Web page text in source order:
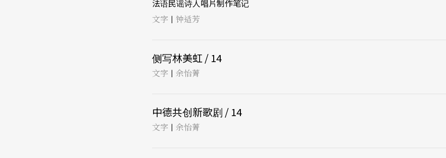
法语民谣诗人唱片制作笔记
文字 | 钟适芳
侧写林美虹 / 14
文字 | 余怡菁
中德共创新歌剧 / 14
文字 | 余怡菁